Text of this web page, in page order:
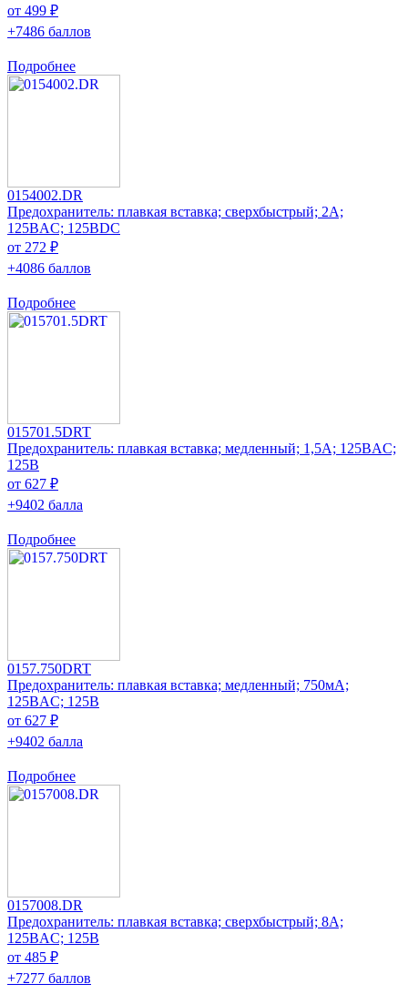
от 499 ₽
+7486 баллов
Подробнее
0154002.DR
Предохранитель: плавкая вставка; сверхбыстрый; 2А;
125ВAC; 125ВDC
от 272 ₽
+4086 баллов
Подробнее
015701.5DRT
Предохранитель: плавкая вставка; медленный; 1,5А; 125ВAC;
125В
от 627 ₽
+9402 балла
Подробнее
0157.750DRT
Предохранитель: плавкая вставка; медленный; 750мА;
125ВAC; 125В
от 627 ₽
+9402 балла
Подробнее
0157008.DR
Предохранитель: плавкая вставка; сверхбыстрый; 8А;
125ВAC; 125В
от 485 ₽
+7277 баллов